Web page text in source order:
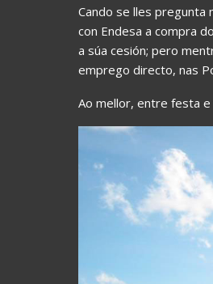
Cando se lles pregunta
con Endesa a compra
a súa cesión; pero
emprego directo, nas
Ao mellor, entre festa